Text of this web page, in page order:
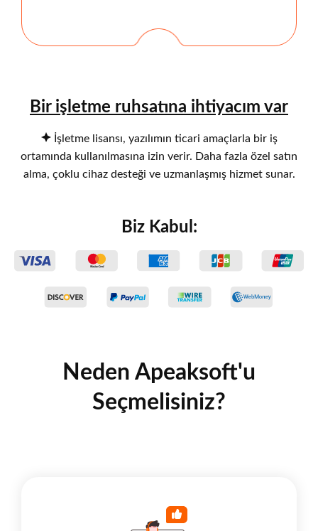
Bir işletme ruhsatına ihtiyacım var
İşletme lisansı, yazılımın ticari amaçlarla bir iş
ortamında kullanılmasına izin verir. Daha fazla özel satın
alma, çoklu cihaz desteği ve uzmanlaşmış hizmet sunar.
Biz Kabul:
Neden Apeaksoft'u
Seçmelisiniz?